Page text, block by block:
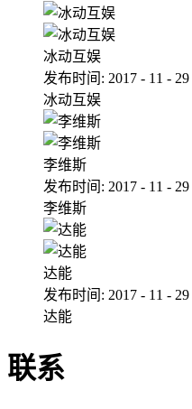
冰动互娱
发布时间: 2017 - 11 - 29
冰动互娱
李维斯
发布时间: 2017 - 11 - 29
李维斯
达能
发布时间: 2017 - 11 - 29
达能
联系